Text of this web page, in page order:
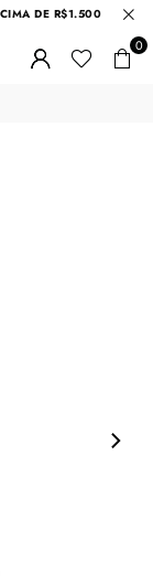
DE R$1.500
0